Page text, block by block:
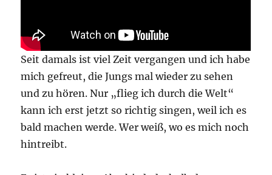
Seit damals ist viel Zeit vergangen und ich habe
mich gefreut, die Jungs mal wieder zu sehen
und zu hören. Nur „flieg ich durch die Welt“
kann ich erst jetzt so richtig singen, weil ich es
bald machen werde. Wer weiß, wo es mich noch
hintreibt.